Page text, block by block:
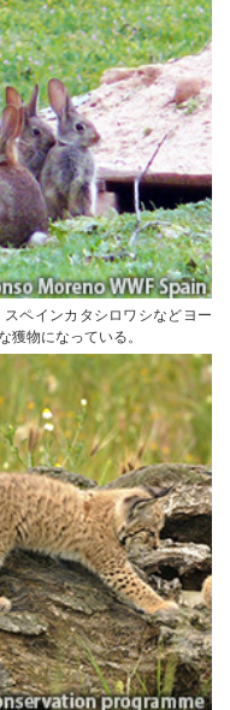
ペインカタシロワシなどヨー
獲物になっている。